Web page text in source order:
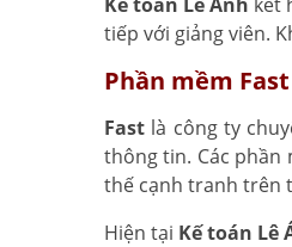
tiếp với giảng viên.
Phần mềm
Fast là công ty
thông tin. Các phần
thế cạnh tranh trên
Hiện tại Kế toán Lê